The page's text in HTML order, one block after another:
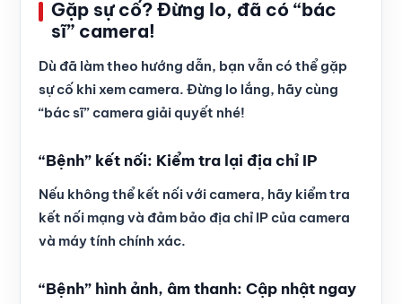
Gặp sự cố? Đừng lo, đã có “bác
sĩ” camera!
Dù đã làm theo hướng dẫn, bạn vẫn có thể gặp
sự cố khi xem camera. Đừng lo lắng, hãy cùng
“bác sĩ” camera giải quyết nhé!
“Bệnh” kết nối: Kiểm tra lại địa chỉ IP
Nếu không thể kết nối với camera, hãy kiểm tra
kết nối mạng và đảm bảo địa chỉ IP của camera
và máy tính chính xác.
“Bệnh” hình ảnh, âm thanh: Cập nhật ngay